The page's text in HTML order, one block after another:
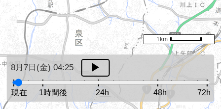
8月7日(金) 04:25
現在 1時間後 24h 48h 72h
1km